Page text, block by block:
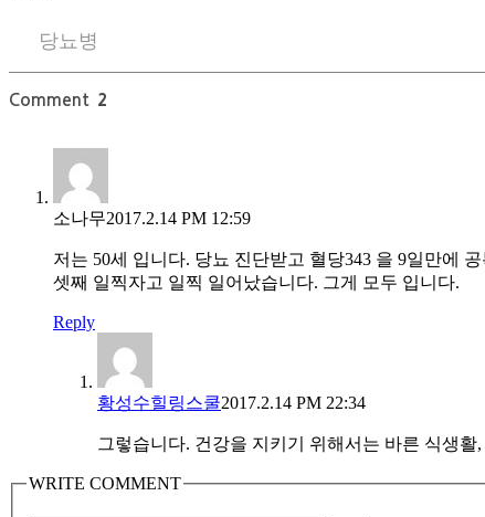
당뇨병
Comment 2
소나무2017.2.14 PM 12:59
저는 50세 입니다. 당뇨 진단받고 혈당343 을 9일만에
셋째 일찍자고 일찍 일어났습니다. 그게 모두 입니다.
Reply
황성수힐링스쿨2017.2.14 PM 22:34
그렇습니다. 건강을 지키기 위해서는 바른 식생
WRITE COMMENT